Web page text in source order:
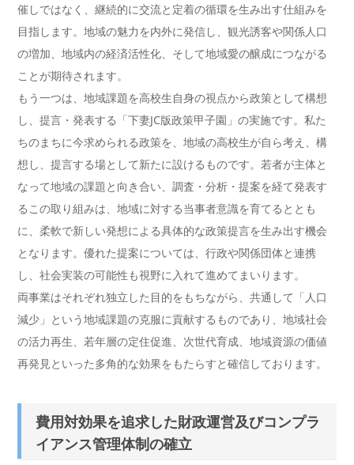
催しではなく、継続的に交流と定着の循環を生み出す仕組みを
目指します。地域の魅力を内外に発信し、観光誘客や関係人口
の増加、地域内の経済活性化、そして地域愛の醸成につながる
ことが期待されます。
もう一つは、地域課題を高校生自身の視点から政策として構想
し、提言・発表する「下妻JC版政策甲子園」の実施です。私た
ちのまちに今求められる政策を、地域の高校生が自ら考え、構
想し、提言する場として新たに設けるものです。若者が主体と
なって地域の課題と向き合い、調査・分析・提案を経て発表す
るこの取り組みは、地域に対する当事者意識を育てるととも
に、柔軟で新しい発想による具体的な政策提言を生み出す機会
となります。優れた提案については、行政や関係団体と連携
し、社会実装の可能性も視野に入れて進めてまいります。
両事業はそれぞれ独立した目的をもちながら、共通して「人口
減少」という地域課題の克服に貢献するものであり、地域社会
の活力再生、若年層の定住促進、次世代育成、地域資源の価値
再発見といった多角的な効果をもたらすと確信しております。
費用対効果を追求した財政運営及びコンプラ
イアンス管理体制の確立